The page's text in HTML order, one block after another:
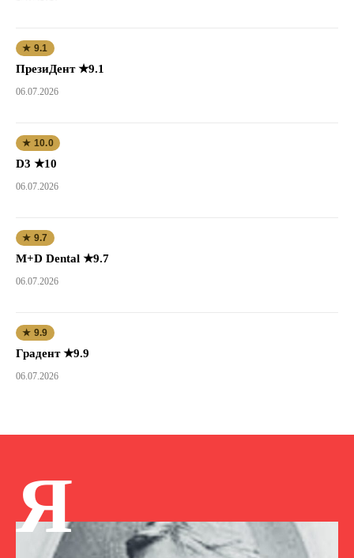
★ 9.1
ПрезиДент ★9.1
06.07.2026
★ 10.0
D3 ★10
06.07.2026
★ 9.7
M+D Dental ★9.7
06.07.2026
★ 9.9
Градент ★9.9
06.07.2026
Я